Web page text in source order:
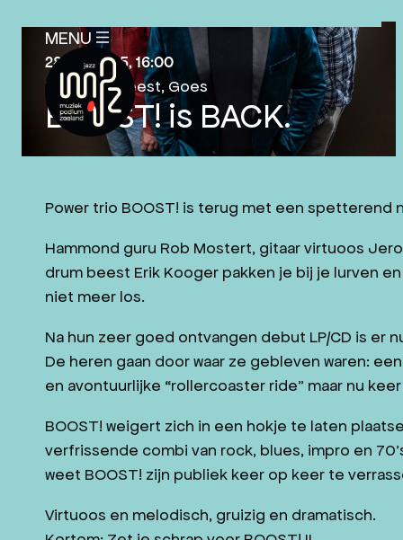
SLUITEN
X
AGENDA
NIEUWS
EDUCATIE
OVER ONS
ANBI-STATUS
MISSIE EN VISIE MPZ
JAZZ IN ZEELAND
CONTACT
WORD VRIEND
MENU
28-09-2025, 16:00
Podium ’t Beest, Goes
BOOST! is BACK.
Power trio BOOST! is terug met een spetterend
Hammond guru Rob Mostert, gitaar virtuoos
drum beest Erik Kooger pakken je bij je lurven
niet meer los.
Na hun zeer goed ontvangen debut LP/CD is er
De heren gaan door waar ze gebleven waren:
en avontuurlijke “rollercoaster ride” maar nu
BOOST! weigert zich in een hokje te laten
verfrissende combi van rock, blues, impro en
weet BOOST! zijn publiek keer op keer te
Virtuoos en melodisch, gruizig en dramatisch.